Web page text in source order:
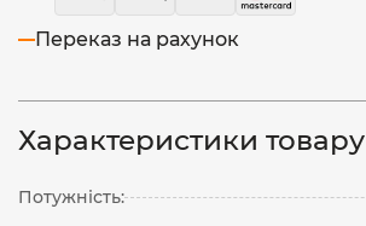
Переказ на рахунок
Характеристики товару
Потужність: